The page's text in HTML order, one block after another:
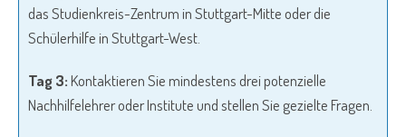
das Studienkreis-Zentrum in Stuttgart-Mitte oder die
Schülerhilfe in Stuttgart-West.
Tag 3:Kontaktieren Sie mindestens drei potenzielle
Nachhilfelehrer oder Institute und stellen Sie gezielte Fragen.